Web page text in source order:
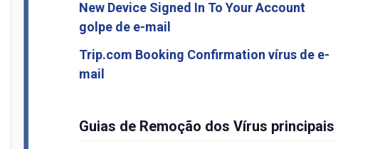
New Device Signed In To Your Account
golpe de e-mail
Trip.com Booking Confirmation vírus de e-
mail
Guias de Remoção dos Vírus principais